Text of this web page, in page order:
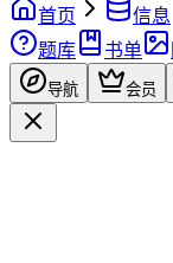
首页 信息
题库
书单
导航 会员